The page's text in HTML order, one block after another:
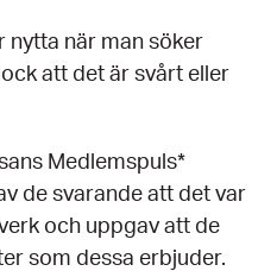
nytta när man söker
att det är svårt eller
Medlemspuls*
de svarande att det var
och uppgav att de
som dessa erbjuder.